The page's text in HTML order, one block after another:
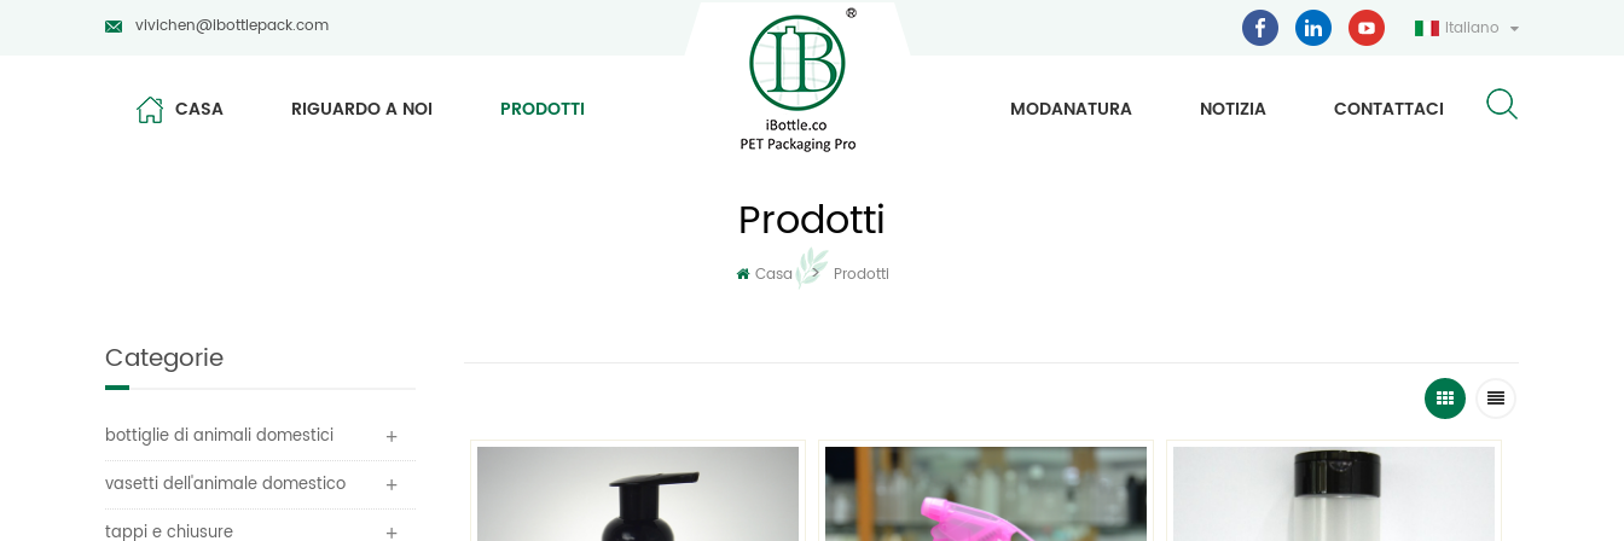
vivichen@ibottlepack.com Italiano
CASA RIGUARDO A NOI PRODOTTI MODANATURA NOTIZIA CONTATTACI
Prodotti
Casa > Prodotti
Categorie
bottiglie di animali domestici
vasetti dell'animale domestico
tappi e chiusure